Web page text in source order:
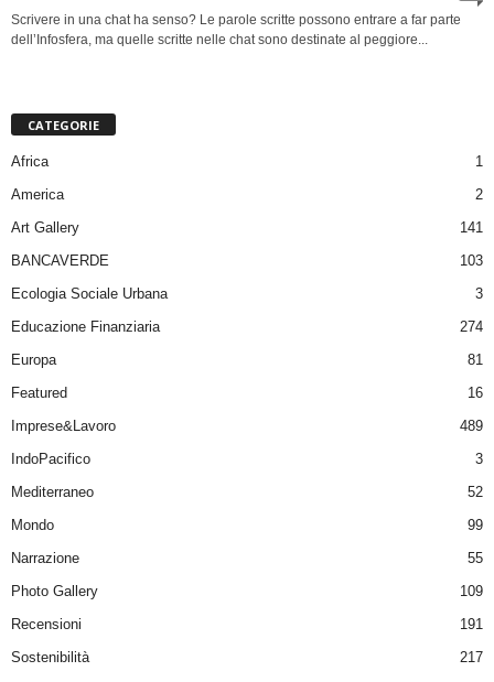
Scrivere in una chat ha senso? Le parole scritte possono entrare a far parte
dell’Infosfera, ma quelle scritte nelle chat sono destinate al peggiore...
CATEGORIE
Africa
1
America
2
Art Gallery
141
BANCAVERDE
103
Ecologia Sociale Urbana
3
Educazione Finanziaria
274
Europa
81
Featured
16
Imprese&Lavoro
489
IndoPacifico
3
Mediterraneo
52
Mondo
99
Narrazione
55
Photo Gallery
109
Recensioni
191
Sostenibilità
217